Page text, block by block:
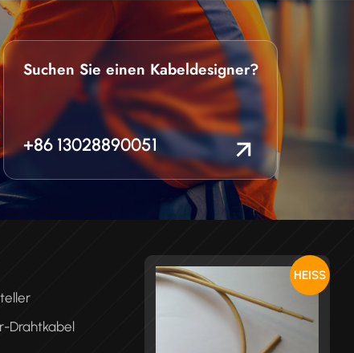
Suchen Sie einen Kabeldesigner?
+86 13028890051
Drahtkabel
HEISS